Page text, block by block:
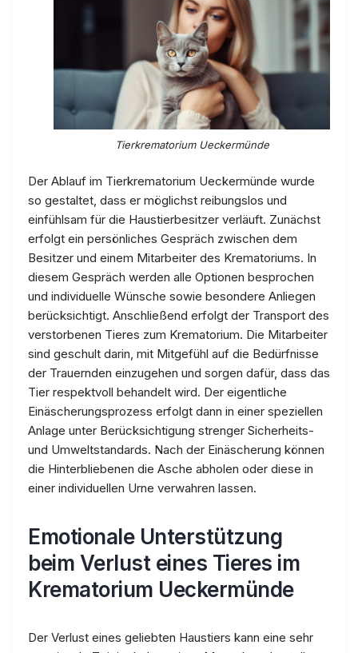
Tierkrematorium Ueckermünde
Der Ablauf im Tierkrematorium Ueckermünde wurde
so gestaltet, dass er möglichst reibungslos und
einfühlsam für die Haustierbesitzer verläuft. Zunächst
erfolgt ein persönliches Gespräch zwischen dem
Besitzer und einem Mitarbeiter des Krematoriums. In
diesem Gespräch werden alle Optionen besprochen
und individuelle Wünsche sowie besondere Anliegen
berücksichtigt. Anschließend erfolgt der Transport des
verstorbenen Tieres zum Krematorium. Die Mitarbeiter
sind geschult darin, mit Mitgefühl auf die Bedürfnisse
der Trauernden einzugehen und sorgen dafür, dass das
Tier respektvoll behandelt wird. Der eigentliche
Einäscherungsprozess erfolgt dann in einer speziellen
Anlage unter Berücksichtigung strenger Sicherheits-
und Umweltstandards. Nach der Einäscherung können
die Hinterbliebenen die Asche abholen oder diese in
einer individuellen Urne verwahren lassen.
Emotionale Unterstützung
beim Verlust eines Tieres im
Krematorium Ueckermünde
Der Verlust eines geliebten Haustiers kann eine sehr